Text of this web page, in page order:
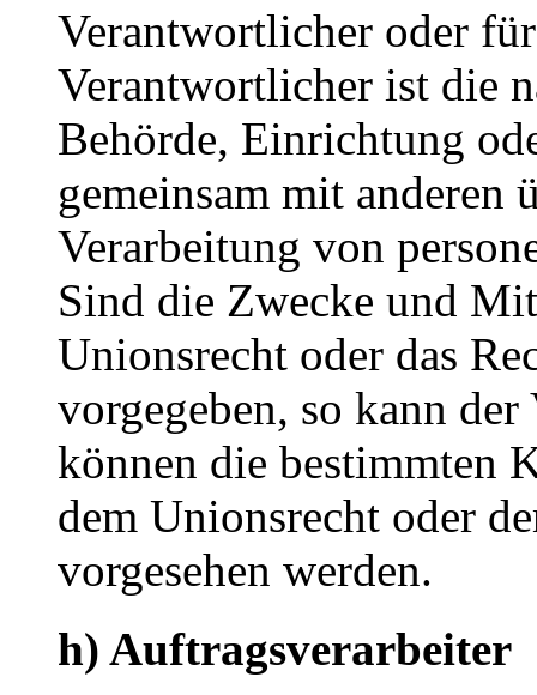
Verantwortlicher oder
Verantwortlicher ist die
Behörde, Einrichtung
gemeinsam mit
Verarbeitung von
Sind die Zwecke und
Unionsrecht oder das
vorgegeben, so kann
können die bestimmten
dem Unionsrecht oder
vorgesehen werden.
h) Auftragsverarbeiter